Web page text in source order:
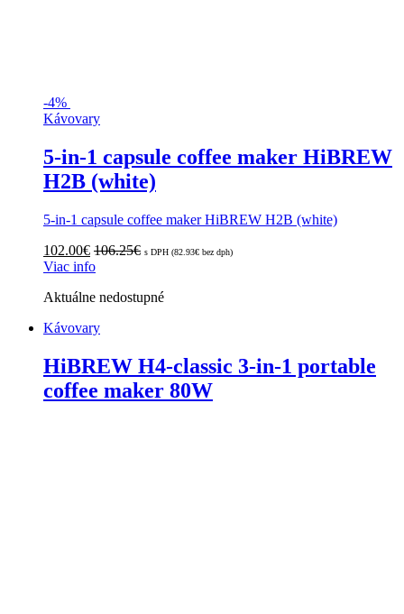
-4%
Kávovary
5-in-1 capsule coffee maker HiBREW
H2B (white)
5-in-1 capsule coffee maker HiBREW H2B (white)
102.00€ 106.25€ s DPH (82.93€ bez dph)
Viac info
Aktuálne nedostupné
Kávovary
HiBREW H4-classic 3-in-1 portable
coffee maker 80W